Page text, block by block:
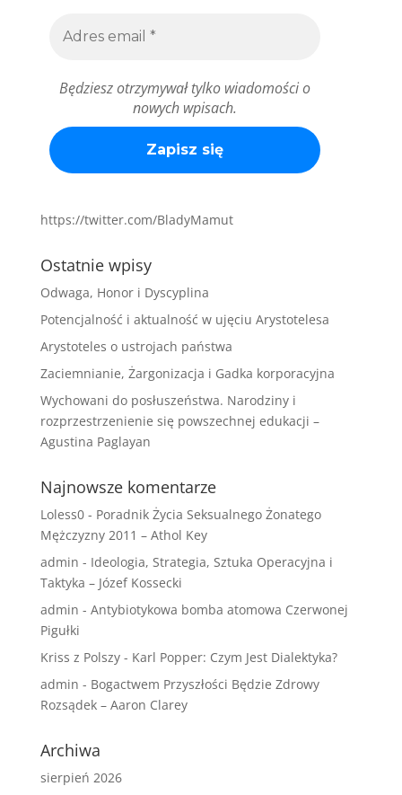
Będziesz otrzymywał tylko wiadomości o
nowych wpisach.
https://twitter.com/BladyMamut
Ostatnie wpisy
Odwaga, Honor i Dyscyplina
Potencjalność i aktualność w ujęciu Arystotelesa
Arystoteles o ustrojach państwa
Zaciemnianie, Żargonizacja i Gadka korporacyjna
Wychowani do posłuszeństwa. Narodziny i
rozprzestrzenienie się powszechnej edukacji –
Agustina Paglayan
Najnowsze komentarze
Loless0- Poradnik Życia Seksualnego Żonatego
Mężczyzny 2011 – Athol Key
admin - Ideologia, Strategia, Sztuka Operacyjna i
Taktyka – Józef Kossecki
admin - Antybiotykowa bomba atomowa Czerwonej
Pigułki
Kriss z Polszy- Karl Popper: Czym Jest Dialektyka?
admin - Bogactwem Przyszłości Będzie Zdrowy
Rozsądek – Aaron Clarey
Archiwa
sierpień 2026